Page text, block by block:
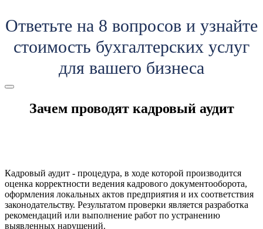
Ответьте на 8 вопросов и узнайте
стоимость бухгалтерских услуг
для вашего бизнеса
Зачем проводят кадровый аудит
Кадровый аудит - процедура, в ходе которой производится
оценка корректности ведения кадрового документооборота,
оформления локальных актов предприятия и их соответствия
законодательству. Результатом проверки является разработка
рекомендаций или выполнение работ по устранению
выявленных нарушений.